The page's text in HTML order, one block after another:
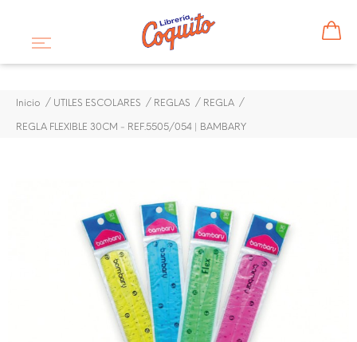
Inicio UTILES ESCOLARES REGLAS REGLA
REGLA FLEXIBLE 30CM - REF.5505/054 | BAMBARY
¡DISPONIBLE SÓLO EN INTERNET!
REGLA FLEXIBLE 30CM -
REF.5505/054 | BAMBARY